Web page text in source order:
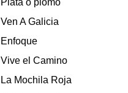
Ven A Galicia
Enfoque
Vive el Camino
La Mochila Roja